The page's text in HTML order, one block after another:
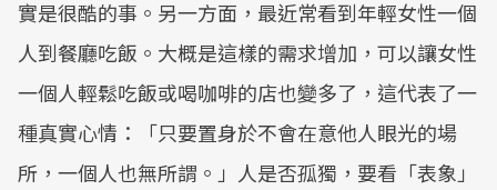
實是很酷的事。另一方面，最近常看到年輕女性一個
人到餐廳吃飯。大概是這樣的需求增加，可以讓女性
一個人輕鬆吃飯或喝咖啡的店也變多了，這代表了一
種真實心情：「只要置身於不會在意他人眼光的場
所，一個人也無所謂。」人是否孤獨，要看「表象」